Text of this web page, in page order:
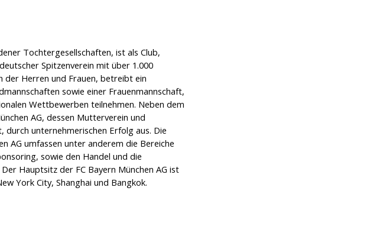
Tochtergesellschaften, ist als Club,
Spitzenverein mit über 1.000
der Herren und Frauen, betreibt ein
sowie einer Frauenmannschaft,
Wettbewerben teilnehmen. Neben dem
AG, dessen Mutterverein und
durch unternehmerischen Erfolg aus. Die
AG umfassen unter anderem die Bereiche
sowie den Handel und die
Hauptsitz der FC Bayern München AG ist
York City, Shanghai und Bangkok.